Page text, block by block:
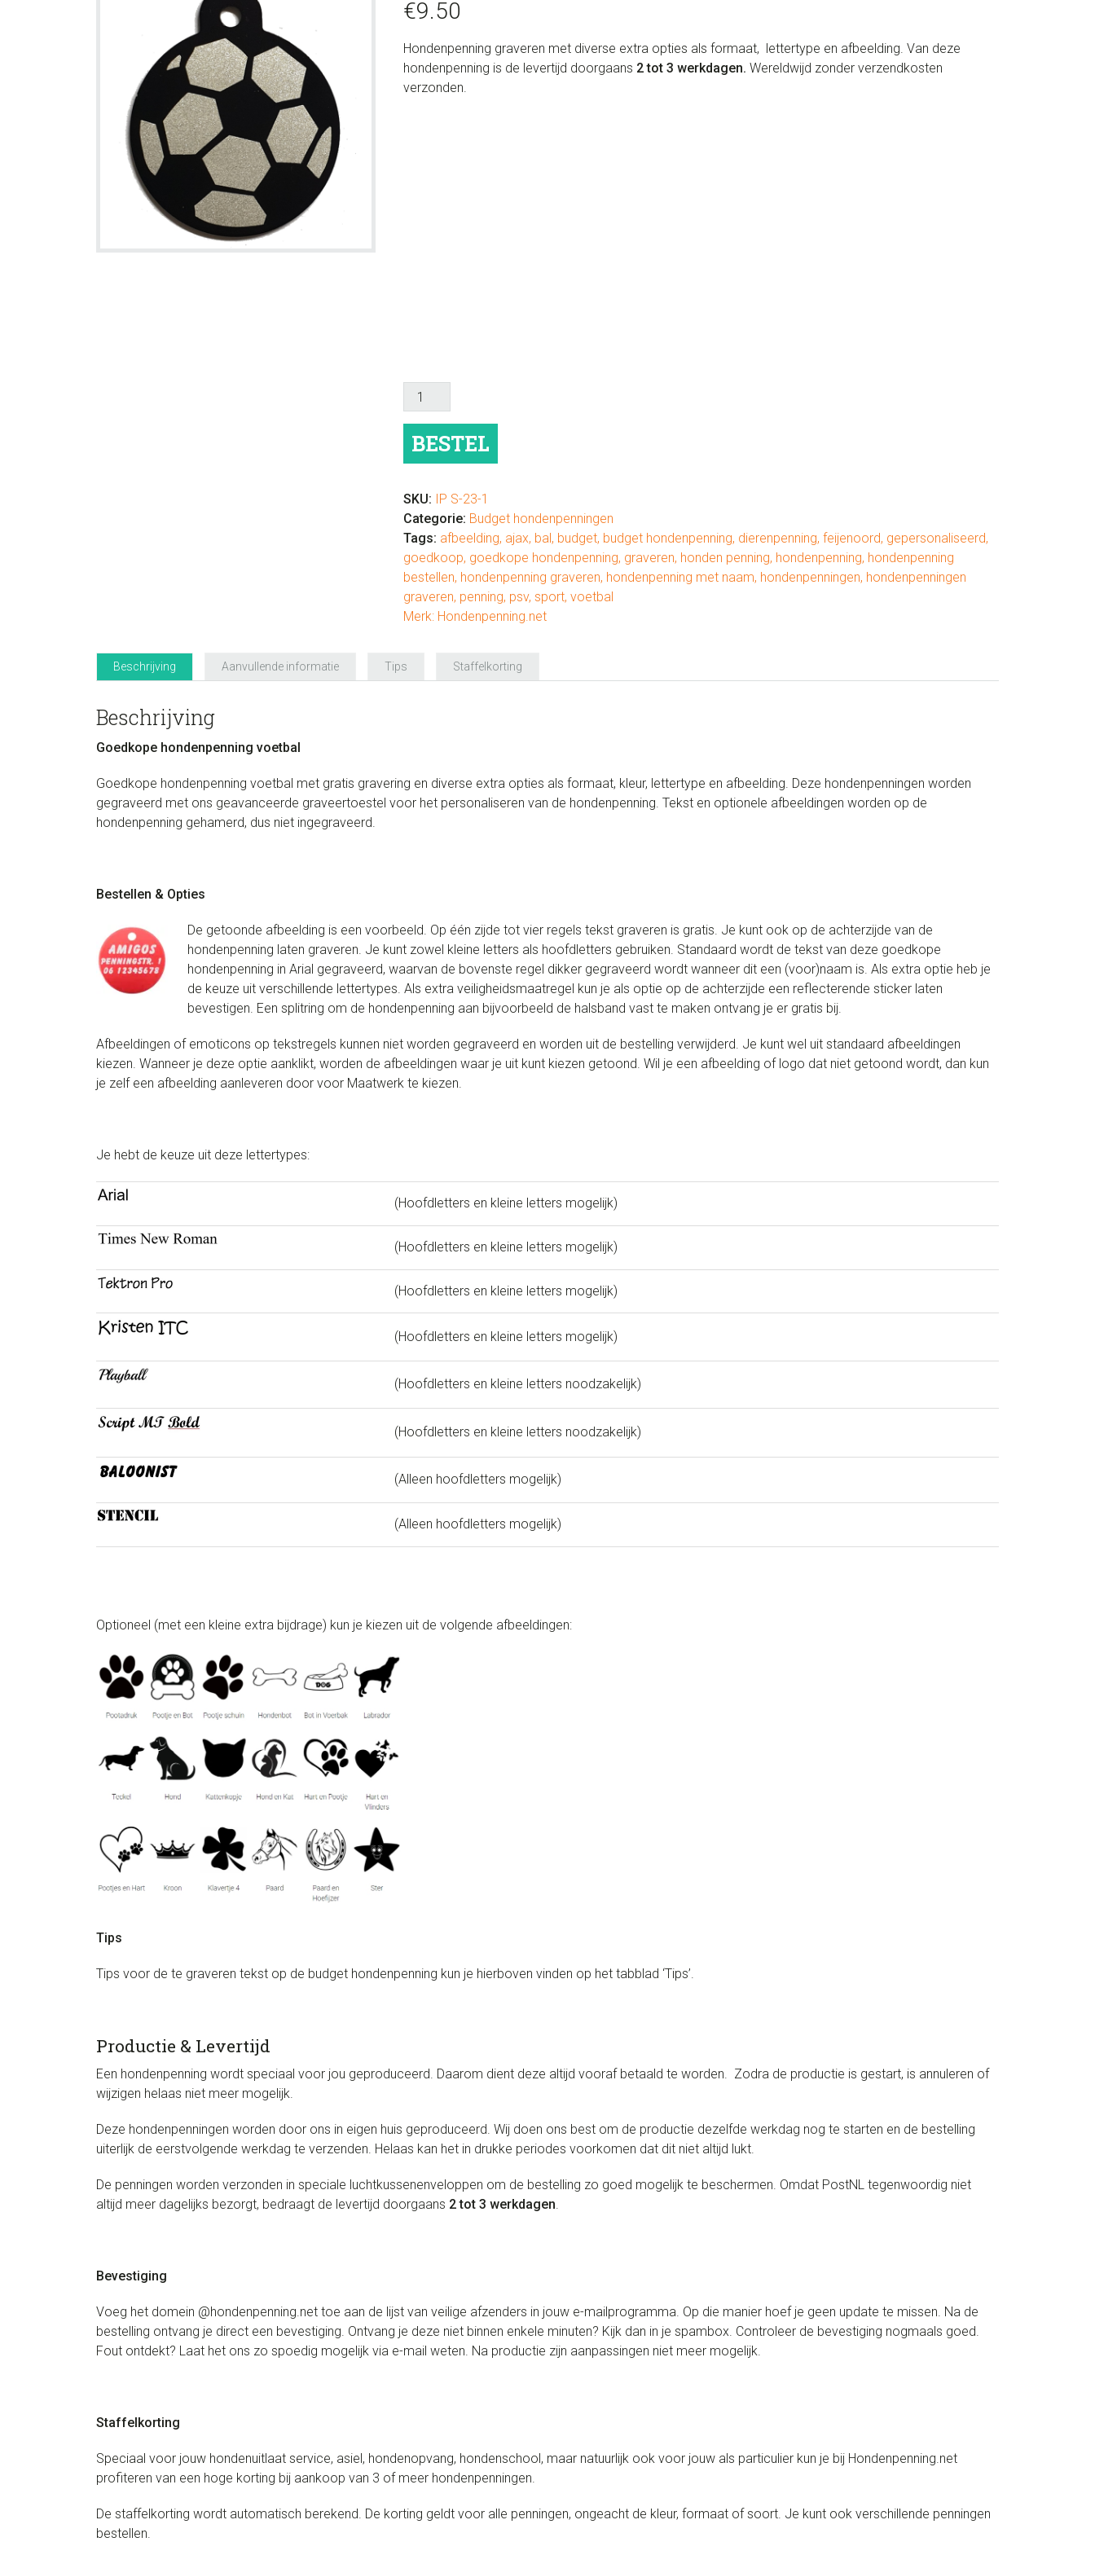
€9.50
Hondenpenning graveren met diverse extra opties als formaat, lettertype en afbeelding. Van deze
hondenpenning is de levertijd doorgaans 2 tot 3 werkdagen. Wereldwijd zonder verzendkosten
verzonden.
Goedkope
hondenpenning
aantal
BESTEL
SKU: IP S-23-1
Categorie: Budget hondenpenningen
Tags: afbeelding, ajax, bal, budget, budget hondenpenning, dierenpenning, feijenoord, gepersonaliseerd,
goedkoop, goedkope hondenpenning, graveren, honden penning, hondenpenning, hondenpenning
bestellen, hondenpenning graveren, hondenpenning met naam, hondenpenningen, hondenpenningen
graveren, penning, psv, sport, voetbal
Merk: Hondenpenning.net
Beschrijving Aanvullende informatie Tips Staffelkorting
Beschrijving
Goedkope hondenpenning voetbal
Goedkope hondenpenning voetbal met gratis gravering en diverse extra opties als formaat, kleur, lettertype en afbeelding. Deze hondenpenningen worden
gegraveerd met ons geavanceerde graveertoestel voor het personaliseren van de hondenpenning. Tekst en optionele afbeeldingen worden op de
hondenpenning gehamerd, dus niet ingegraveerd.
Bestellen & Opties
De getoonde afbeelding is een voorbeeld. Op één zijde tot vier regels tekst graveren is gratis. Je kunt ook op de achterzijde van de
hondenpenning laten graveren. Je kunt zowel kleine letters als hoofdletters gebruiken. Standaard wordt de tekst van deze goedkope
hondenpenning in Arial gegraveerd, waarvan de bovenste regel dikker gegraveerd wordt wanneer dit een (voor)naam is. Als extra optie heb je
de keuze uit verschillende lettertypes. Als extra veiligheidsmaatregel kun je als optie op de achterzijde een reflecterende sticker laten
bevestigen. Een splitring om de hondenpenning aan bijvoorbeeld de halsband vast te maken ontvang je er gratis bij.
Afbeeldingen of emoticons op tekstregels kunnen niet worden gegraveerd en worden uit de bestelling verwijderd. Je kunt wel uit standaard afbeeldingen
kiezen. Wanneer je deze optie aanklikt, worden de afbeeldingen waar je uit kunt kiezen getoond. Wil je een afbeelding of logo dat niet getoond wordt, dan kun
je zelf een afbeelding aanleveren door voor Maatwerk te kiezen.
Je hebt de keuze uit deze lettertypes:
(Hoofdletters en kleine letters mogelijk)
(Hoofdletters en kleine letters mogelijk)
(Hoofdletters en kleine letters mogelijk)
(Hoofdletters en kleine letters mogelijk)
(Hoofdletters en kleine letters noodzakelijk)
(Hoofdletters en kleine letters noodzakelijk)
(Alleen hoofdletters mogelijk)
(Alleen hoofdletters mogelijk)
Optioneel (met een kleine extra bijdrage) kun je kiezen uit de volgende afbeeldingen:
Tips
Tips voor de te graveren tekst op de budget hondenpenning kun je hierboven vinden op het tabblad ‘Tips’.
Productie & Levertijd
Een hondenpenning wordt speciaal voor jou geproduceerd. Daarom dient deze altijd vooraf betaald te worden. Zodra de productie is gestart, is annuleren of
wijzigen helaas niet meer mogelijk.
Deze hondenpenningen worden door ons in eigen huis geproduceerd. Wij doen ons best om de productie dezelfde werkdag nog te starten en de bestelling
uiterlijk de eerstvolgende werkdag te verzenden. Helaas kan het in drukke periodes voorkomen dat dit niet altijd lukt.
De penningen worden verzonden in speciale luchtkussenenveloppen om de bestelling zo goed mogelijk te beschermen. Omdat PostNL tegenwoordig niet
altijd meer dagelijks bezorgt, bedraagt de levertijd doorgaans 2 tot 3 werkdagen.
Bevestiging
Voeg het domein @hondenpenning.net toe aan de lijst van veilige afzenders in jouw e-mailprogramma. Op die manier hoef je geen update te missen. Na de
bestelling ontvang je direct een bevestiging. Ontvang je deze niet binnen enkele minuten? Kijk dan in je spambox. Controleer de bevestiging nogmaals goed.
Fout ontdekt? Laat het ons zo spoedig mogelijk via e-mail weten. Na productie zijn aanpassingen niet meer mogelijk.
Staffelkorting
Speciaal voor jouw hondenuitlaat service, asiel, hondenopvang, hondenschool, maar natuurlijk ook voor jouw als particulier kun je bij Hondenpenning.net
profiteren van een hoge korting bij aankoop van 3 of meer hondenpenningen.
De staffelkorting wordt automatisch berekend. De korting geldt voor alle penningen, ongeacht de kleur, formaat of soort. Je kunt ook verschillende penningen
bestellen.